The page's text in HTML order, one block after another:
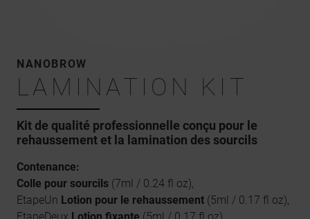
NANOBROW
LAMINATION KIT
Kit de qualité professionnelle conçu pour le
rehaussement et la lamination des sourcils
Contenance:
Colle pour sourcils (7ml / 0.24 fl oz),
EtapeUn Lotion pour le rehaussement (5ml / 0.17 fl oz),